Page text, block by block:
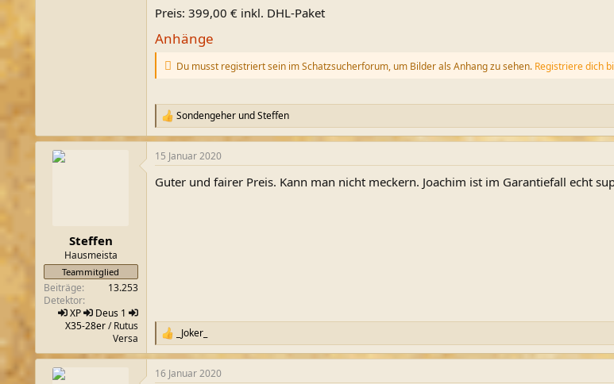
Preis: 399,00 € inkl. DHL-Paket
Anhänge
Du musst registriert sein im Schatzsucherforum, um Bilder als Anhang zu sehen. Registriere dich
R
e
a
k
i
SondengeherundSteffen
Steffen
Hausmeista
Teammitglied
Beiträge
13.253
Detektor
XP
Deus 1
X35-28er/ Rutus
Versa
15 Januar 2020
Guter und fairer Preis. Kann man nicht meckern. Joachim ist im Garantiefall echt
R
e
a
k
_Joker_
16 Januar 2020